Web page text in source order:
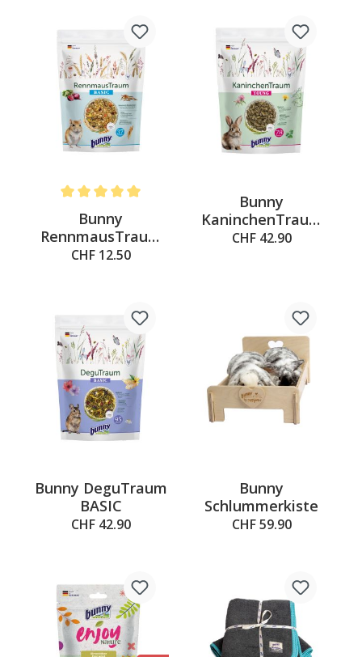
Bunny
RennmausTraum
BASIC, 600g
CHF 12.50
Bunny
KaninchenTraum
YOUNG 4kg
CHF 42.90
Bunny DeguTraum
BASIC
CHF 42.90
Bunny
Schlummerkiste
CHF 59.90